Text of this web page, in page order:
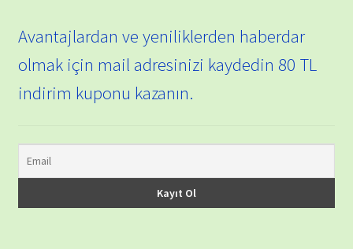
Avantajlardan ve yeniliklerden haberdar
olmak için mail adresinizi kaydedin 80 TL
indirim kuponu kazanın.